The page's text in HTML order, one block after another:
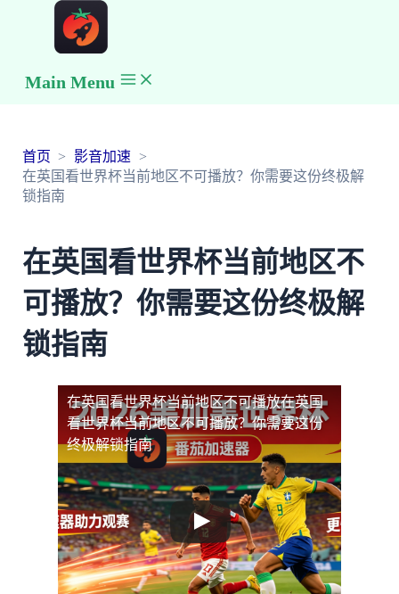
Main Menu
首页
影音加速
在英国看世界杯当前地区不可播放？你需要这份终极解
锁指南
在英国看世界杯当前地区不
可播放？你需要这份终极解
锁指南
在英国看世界杯当前地区不可播放在英国
看世界杯当前地区不可播放？你需要这份
终极解锁指南